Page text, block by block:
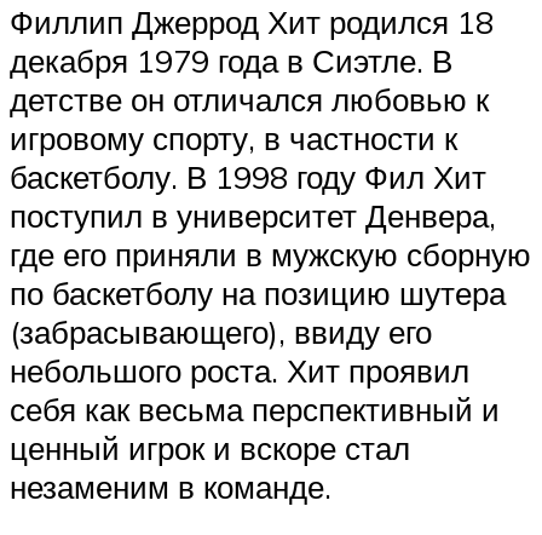
Филлип Джеррод Хит родился 18
декабря 1979 года в Сиэтле. В
детстве он отличался любовью к
игровому спорту, в частности к
баскетболу. В 1998 году Фил Хит
поступил в университет Денвера,
где его приняли в мужскую сборную
по баскетболу на позицию шутера
(забрасывающего), ввиду его
небольшого роста. Хит проявил
себя как весьма перспективный и
ценный игрок и вскоре стал
незаменим в команде.